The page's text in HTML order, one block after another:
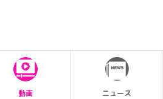
動画 ニュース